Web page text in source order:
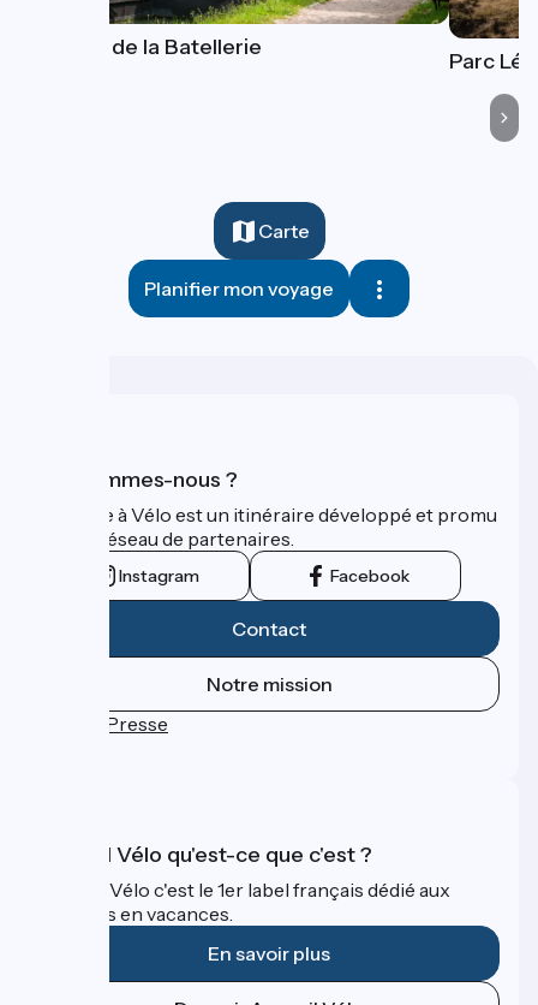
Musée de la Batellerie
Parc
Carte
Planifier mon voyage
Qui sommes-nous ?
La Seine à Vélo est un itinéraire développé et promu
par un réseau de partenaires.
Instagram Facebook
Contact
Notre mission
Espace Presse
Accueil Vélo qu'est-ce que c'est ?
Accueil Vélo c'est le 1er label français dédié aux
cyclistes en vacances.
En savoir plus